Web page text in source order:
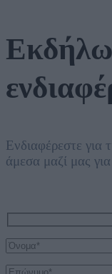
Ενδιαφέρεστε για
άμεσα μαζί μας